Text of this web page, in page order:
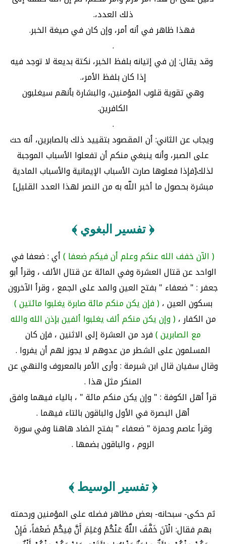
ذلك العدد،‏.
‏ فهذا ظاهر في أنه أمر، وإن كان في صيغة الخبر‏.
‏‏.
‏ وقد يقال‏:‏ إن في إتيانه بلفظ الخبر، نكتة بديعة لا توجد فيه
إذا كان بلفظ الأمر،‏.
‏وهي تقوية قلوب المؤمنين، والبشارة بأنهم سيغلبون
الكافرين‏.
‏‏.
‏ ويجاب عن الثاني‏:‏ أن المقصود بتقييد ذلك بالصابرين، أنه حث
على الصبر، وأنه ينبغي منكم أن تفعلوا الأسباب الموجبة
لذلك‏[‏فإذا فعلوها صارت الأسباب الإيمانية والأسباب المادية
مبشرة بحصول ما أخبر اللّه به من النصر لهذا العدد القليل‏]‏
﴿ تفسير البغوي ﴾
( الآن خفف الله عنكم وعلم أن فيكم ضعفا )أي : ضعفا في
الواحد عن قتال العشرة وفي المائة عن قتال الألف ، وقرأ أبو
جعفر : " ضعفاء " بفتح العين والمد على الجمع ، وقرأ الآخرون
بسكون العين ،( فإن يكن منكم مائة صابرة يغلبوا مائتين )
من الكفار ،( وإن يكن منكم ألف يغلبوا ألفين بإذن الله والله
مع الصابرين )فرد من العشرة إلى الاثنين ، فإن كان
المسلمون على الشطر من عدوهم لا يجوز لهم أن يفروا .
وقال سفيان قال ابن شبرمة : وأرى الأمر بالمعروف والنهي عن
المنكر مثل هذا .
قرأ أهل الكوفة : " وإن يكن منكم مائة " ، بالياء فيهما وافق
أهل البصرة في الأول والباقون بالتاء فيهما .
وقرأ عاصم وحمزة " ضعفاء " بفتح الضاد هاهنا وفي سورة
الروم ، والباقون بضمها .
﴿ تفسير الوسيط ﴾
ثم حكى- سبحانه- بعض مظاهر فضله على المؤمنين ورحمته
بهم فقال: الْآنَ خَفَّفَ اللَّهُ عَنْكُمْ وَعَلِمَ أَنَّ فِيكُمْ ضَعْفاً، فَإِنْ